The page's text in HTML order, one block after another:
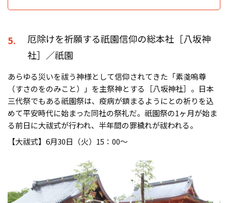
5.
厄除けを祈願する祇園信仰の総本社［八坂神
社］／祇園
あらゆる災いを祓う神様として信仰されてきた「素戔嗚尊
（すさのをのみこと）」を主祭神とする［八坂神社］。日本
三代祭でもある祇園祭は、疫病が鎮まるようにとの祈りを込
めて平安時代に始まった同社の祭礼だ。祇園祭の1ヶ月が始ま
る前日に大祓式が行われ、半年間の罪穢れが祓われる。
【大祓式】6月30日（火）15：00〜